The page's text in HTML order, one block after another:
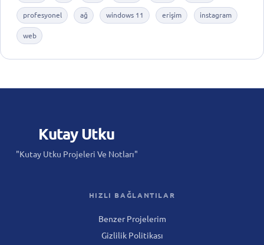
profesyonel ağ windows 11 erişim instagram
web
KutayUtku
"Kutay Utku Projeleri Ve Notları"
HIZLI BAĞLANTILAR
Benzer Projelerim
Gizlilik Politikası